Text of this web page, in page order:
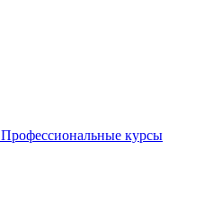
Профессиональные курсы